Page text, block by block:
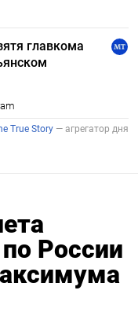
России